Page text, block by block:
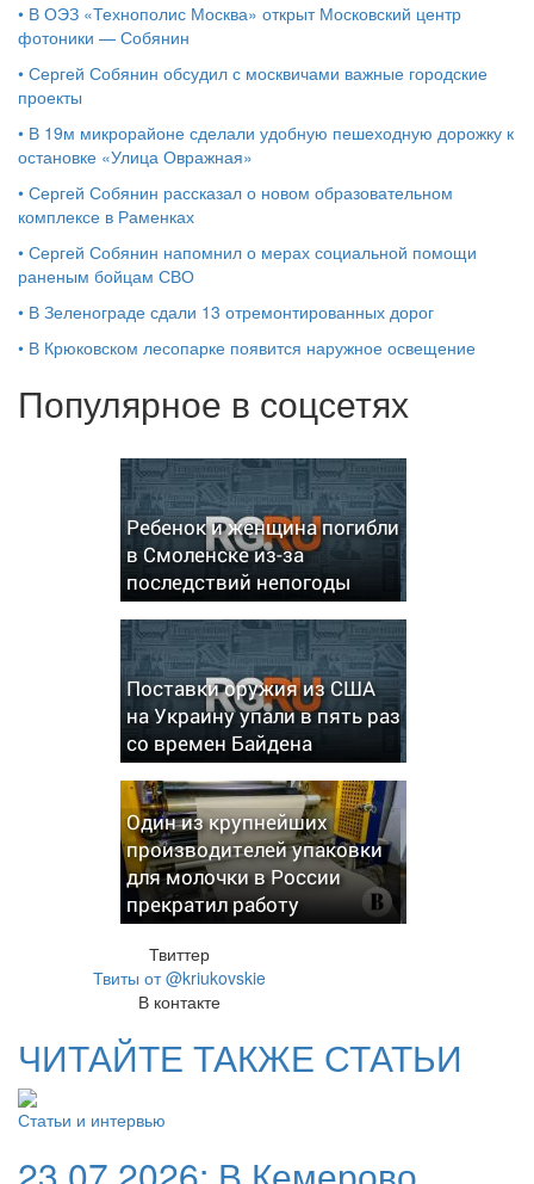
• В ОЭЗ «Технополис Москва» открыт Московский центр
фотоники — Собянин
• Сергей Собянин обсудил с москвичами важные городские
проекты
• В 19м микрорайоне сделали удобную пешеходную дорожку к
остановке «Улица Овражная»
• Сергей Собянин рассказал о новом образовательном
комплексе в Раменках
• Сергей Собянин напомнил о мерах социальной помощи
раненым бойцам СВО
• В Зеленограде сдали 13 отремонтированных дорог
• В Крюковском лесопарке появится наружное освещение
Популярное в соцсетях
Ребенок и женщина погибли
в Смоленске из-за
последствий непогоды
Поставки оружия из США
на Украину упали в пять раз
со времен Байдена
Один из крупнейших
производителей упаковки
для молочки в России
прекратил работу
Твиттер
Твиты от @kriukovskie
В контакте
ЧИТАЙТЕ ТАКЖЕ СТАТЬИ
Статьи и интервью